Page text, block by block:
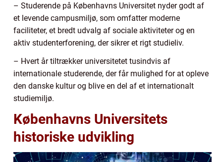
– Studerende på Københavns Universitet nyder godt af
et levende campusmiljø, som omfatter moderne
faciliteter, et bredt udvalg af sociale aktiviteter og en
aktiv studenterforening, der sikrer et rigt studieliv.
– Hvert år tiltrækker universitetet tusindvis af
internationale studerende, der får mulighed for at opleve
den danske kultur og blive en del af et internationalt
studiemiljø.
Københavns Universitets
historiske udvikling